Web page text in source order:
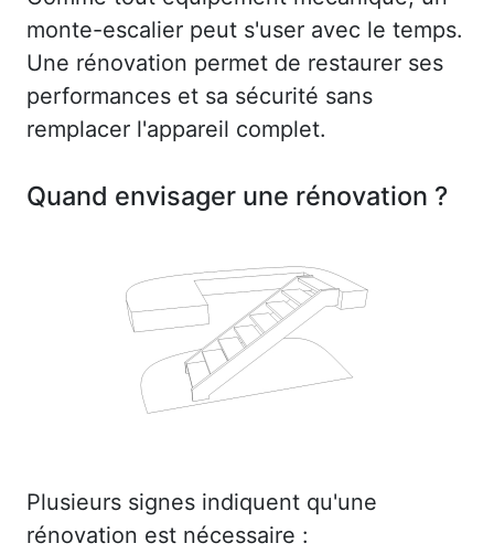
monte-escalier peut s'user avec le temps.
Une rénovation permet de restaurer ses
performances et sa sécurité sans
remplacer l'appareil complet.
Quand envisager une rénovation ?
Plusieurs signes indiquent qu'une
rénovation est nécessaire :